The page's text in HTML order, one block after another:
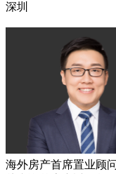
深圳
海外房产首席置业顾问